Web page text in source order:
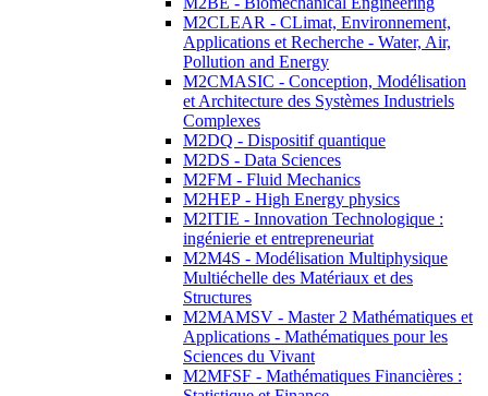
M2CLEAR - CLimat, Environnement,
Applications et Recherche - Water, Air,
Pollution and Energy
M2CMASIC - Conception, Modélisation
et Architecture des Systèmes Industriels
Complexes
M2DQ - Dispositif quantique
M2DS - Data Sciences
M2FM - Fluid Mechanics
M2HEP - High Energy physics
M2ITIE - Innovation Technologique :
ingénierie et entrepreneuriat
M2M4S - Modélisation Multiphysique
Multiéchelle des Matériaux et des
Structures
M2MAMSV - Master 2 Mathématiques et
Applications - Mathématiques pour les
Sciences du Vivant
M2MFSF - Mathématiques Financières :